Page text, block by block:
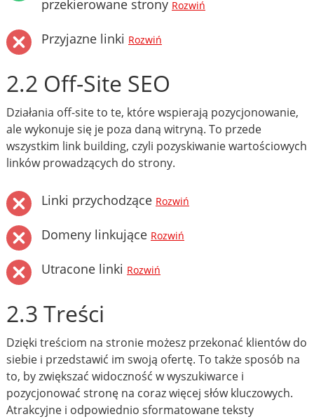
przekierowane strony Rozwiń
Przyjazne linki Rozwiń
2.2 Off-Site SEO
Działania off-site to te, które wspierają pozycjonowanie,
ale wykonuje się je poza daną witryną. To przede
wszystkim link building, czyli pozyskiwanie wartościowych
linków prowadzących do strony.
Linki przychodzące Rozwiń
Domeny linkujące Rozwiń
Utracone linki Rozwiń
2.3 Treści
Dzięki treściom na stronie możesz przekonać klientów do
siebie i przedstawić im swoją ofertę. To także sposób na
to, by zwiększać widoczność w wyszukiwarce i
pozycjonować stronę na coraz więcej słów kluczowych.
Atrakcyjne i odpowiednio sformatowane teksty